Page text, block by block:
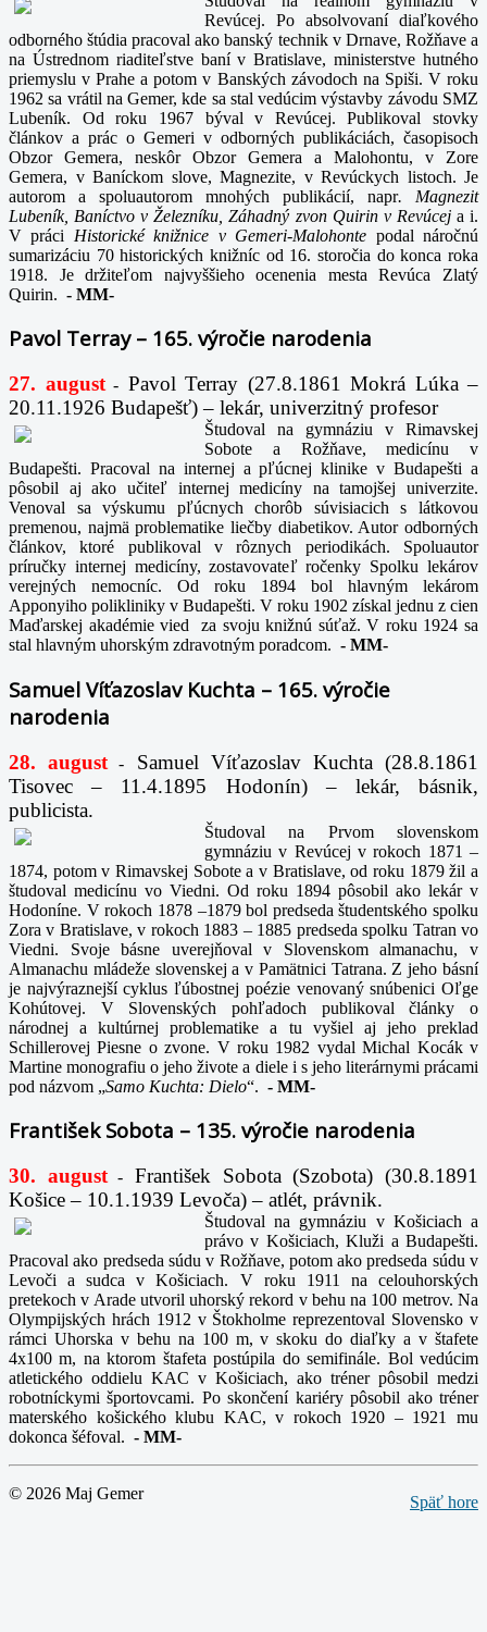
Revúcej. Po absolvovaní diaľkového
odborného štúdia pracoval ako banský technik v Drnave, Rožňave a
na Ústrednom riaditeľstve baní v Bratislave, ministerstve hutného
priemyslu v Prahe a potom v Banských závodoch na Spiši. V roku
1962 sa vrátil na Gemer, kde sa stal vedúcim výstavby závodu SMZ
Lubeník. Od roku 1967 býval v Revúcej. Publikoval stovky
článkov a prác o Gemeri v odborných publikáciách, časopisoch
Obzor Gemera, neskôr Obzor Gemera a Malohontu, v Zore
Gemera, v Baníckom slove, Magnezite, v Revúckych listoch. Je
autorom a spoluautorom mnohých publikácií, napr. Magnezit
Lubeník, Baníctvo v Železníku, Záhadný zvon Quirin v Revúcej a i.
V práci Historické knižnice v Gemeri-Malohonte podal náročnú
sumarizáciu 70 historických knižníc od 16. storočia do konca roka
1918. Je držiteľom najvyššieho ocenenia mesta Revúca Zlatý
Quirin. - MM-
Pavol Terray – 165. výročie narodenia
27. august- Pavol Terray (27.8.1861 Mokrá Lúka –
20.11.1926 Budapešť) – lekár, univerzitný profesor
Študoval na gymnáziu v Rimavskej
Sobote a Rožňave, medicínu v
Budapešti. Pracoval na internej a pľúcnej klinike v Budapešti a
pôsobil aj ako učiteľ internej medicíny na tamojšej univerzite.
Venoval sa výskumu pľúcnych chorôb súvisiacich s látkovou
premenou, najmä problematike liečby diabetikov. Autor odborných
článkov, ktoré publikoval v rôznych periodikách. Spoluautor
príručky internej medicíny, zostavovateľ ročenky Spolku lekárov
verejných nemocníc. Od roku 1894 bol hlavným lekárom
Apponyiho polikliniky v Budapešti. V roku 1902 získal jednu z cien
Maďarskej akadémie vied za svoju knižnú súťaž. V roku 1924 sa
stal hlavným uhorským zdravotným poradcom. - MM-
Samuel Víťazoslav Kuchta – 165. výročie
narodenia
28. august -
Samuel Víťazoslav Kuchta (28.8.1861
Tisovec – 11.4.1895 Hodonín) – lekár, básnik,
publicista.
Študoval na Prvom slovenskom
gymnáziu v Revúcej v rokoch 1871 –
1874, potom v Rimavskej Sobote a v Bratislave, od roku 1879 žil a
študoval medicínu vo Viedni. Od roku 1894 pôsobil ako lekár v
Hodoníne. V rokoch 1878 –1879 bol predseda študentského spolku
Zora v Bratislave, v rokoch 1883 – 1885 predseda spolku Tatran vo
Viedni. Svoje básne uverejňoval v Slovenskom almanachu, v
Almanachu mládeže slovenskej a v Pamätnici Tatrana. Z jeho básní
je najvýraznejší cyklus ľúbostnej poézie venovaný snúbenici Oľge
Kohútovej. V Slovenských pohľadoch publikoval články o
národnej a kultúrnej problematike a tu vyšiel aj jeho preklad
Schillerovej Piesne o zvone. V roku 1982 vydal Michal Kocák v
Martine monografiu o jeho živote a diele i s jeho literárnymi prácami
pod názvom „Samo Kuchta: Dielo“. - MM-
František Sobota – 135. výročie narodenia
30. august-
František Sobota (Szobota) (30.8.1891
Košice – 10.1.1939 Levoča) – atlét, právnik.
Študoval na gymnáziu v Košiciach a
právo v Košiciach, Kluži a Budapešti.
Pracoval ako predseda súdu v Rožňave, potom ako predseda súdu v
Levoči a sudca v Košiciach. V roku 1911 na celouhorských
pretekoch v Arade utvoril uhorský rekord v behu na 100 metrov. Na
Olympijských hrách 1912 v Štokholme reprezentoval Slovensko v
rámci Uhorska v behu na 100 m, v skoku do diaľky a v štafete
4x100 m, na ktorom štafeta postúpila do semifinále. Bol vedúcim
atletického oddielu KAC v Košiciach, ako tréner pôsobil medzi
robotníckymi športovcami. Po skončení kariéry pôsobil ako tréner
materského košického klubu KAC, v rokoch 1920 – 1921 mu
dokonca šéfoval. - MM-
Späť hore
© 2026 Maj Gemer